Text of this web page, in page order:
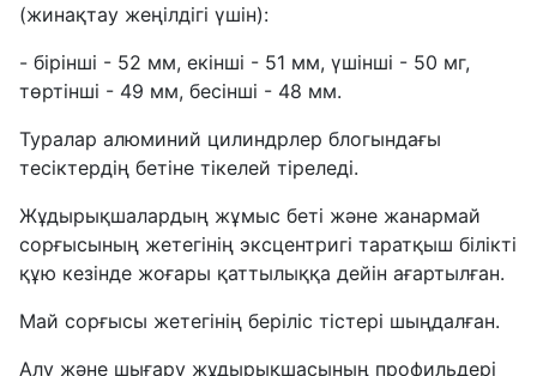
(жинақтау жеңілдігі үшін):
- бірінші - 52 мм, екінші - 51 мм, үшінші - 50 мг,
төртінші - 49 мм, бесінші - 48 мм.
Туралар алюминий цилиндрлер блогындағы
тесіктердің бетіне тікелей тіреледі.
Жұдырықшалардың жұмыс беті және жанармай
сорғысының жетегінің эксцентригі таратқыш білікті
құю кезінде жоғары қаттылыққа дейін ағартылған.
Май сорғысы жетегінің беріліс тістері шыңдалған.
Алу және шығару жұдырықшасының профильдері